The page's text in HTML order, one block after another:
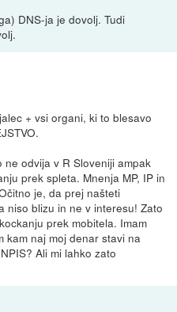
DNS-ja je dovolj. Tudi
+ vsi organi, ki to blesavo
odvija v R Sloveniji ampak
prek spleta. Mnenja MP, IP in
je, da prej našteti
niso blizu in ne v interesu! Zato
prek mobitela. Imam
kam naj moj denar stavi na
Ali mi lahko zato